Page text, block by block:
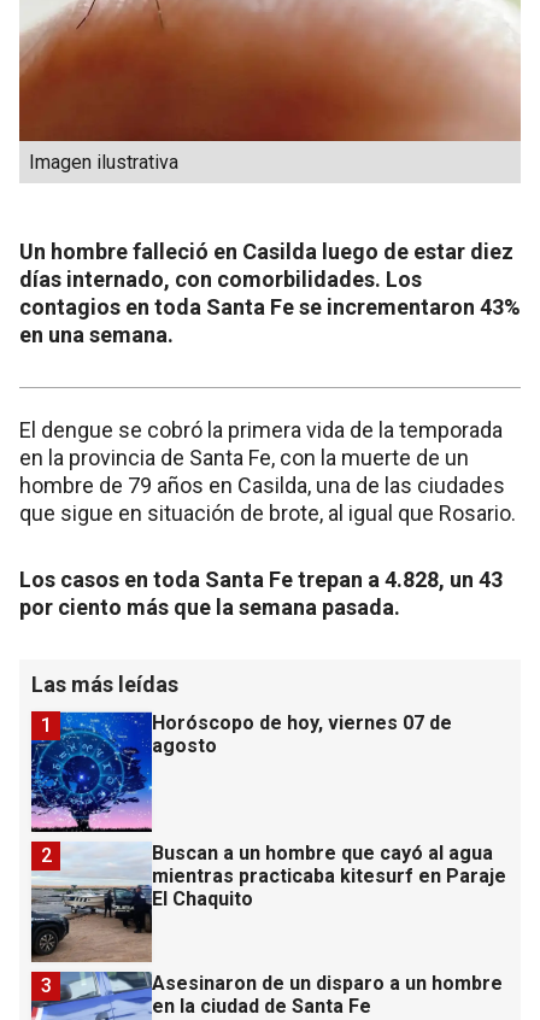
Imagen ilustrativa
Un hombre falleció en Casilda luego de estar diez
días internado, con comorbilidades. Los
contagios en toda Santa Fe se incrementaron 43%
en una semana.
El dengue se cobró la primera vida de la temporada
en la provincia de Santa Fe, con la muerte de un
hombre de 79 años en Casilda, una de las ciudades
que sigue en situación de brote, al igual que Rosario.
Los casos en toda Santa Fe trepan a 4.828, un 43
por ciento más que la semana pasada.
Las más leídas
Horóscopo de hoy, viernes 07 de
agosto
1
Buscan a un hombre que cayó al agua
mientras practicaba kitesurf en Paraje
El Chaquito
2
Asesinaron de un disparo a un hombre
en la ciudad de Santa Fe
3